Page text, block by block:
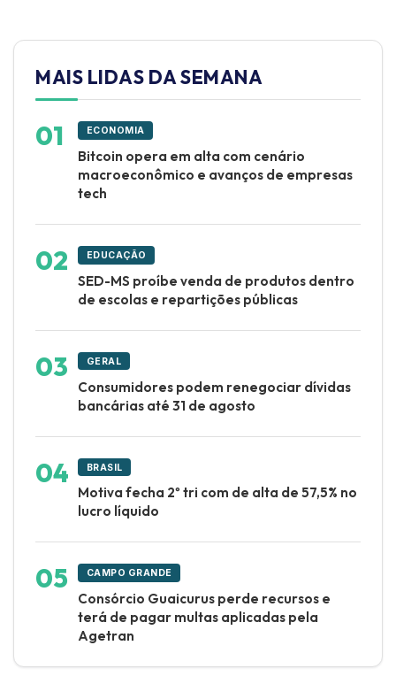
MAIS LIDAS DA SEMANA
ECONOMIA
Bitcoin opera em alta com cenário
macroeconômico e avanços de empresas
tech
EDUCAÇÃO
SED-MS proíbe venda de produtos dentro
de escolas e repartições públicas
GERAL
Consumidores podem renegociar dívidas
bancárias até 31 de agosto
BRASIL
Motiva fecha 2º tri com de alta de 57,5% no
lucro líquido
CAMPO GRANDE
Consórcio Guaicurus perde recursos e
terá de pagar multas aplicadas pela
Agetran